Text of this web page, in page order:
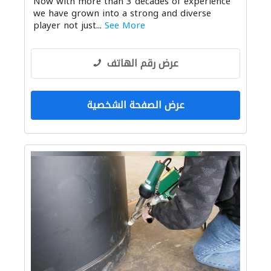
we have grown into a strong and diverse
player not just... See More
عرض رقم الهاتف
عرض الصفحة الشخصية